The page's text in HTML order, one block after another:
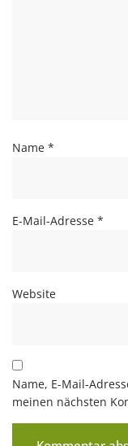
Name *
E-Mail-Adresse *
Website
Name, E-Mail-
meinen nächsten